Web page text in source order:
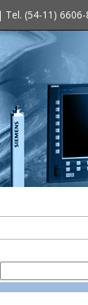
(54-11) 6606-